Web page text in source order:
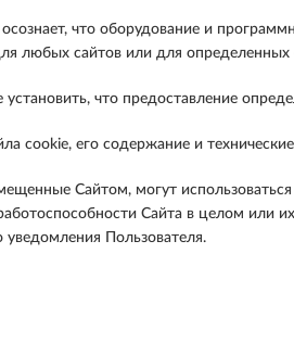
осознает, что оборудование и
любых сайтов или для определенных
установить, что предоставление
cookie, его содержание и
Сайтом, могут
Сайта в целом или
уведомления Пользователя.